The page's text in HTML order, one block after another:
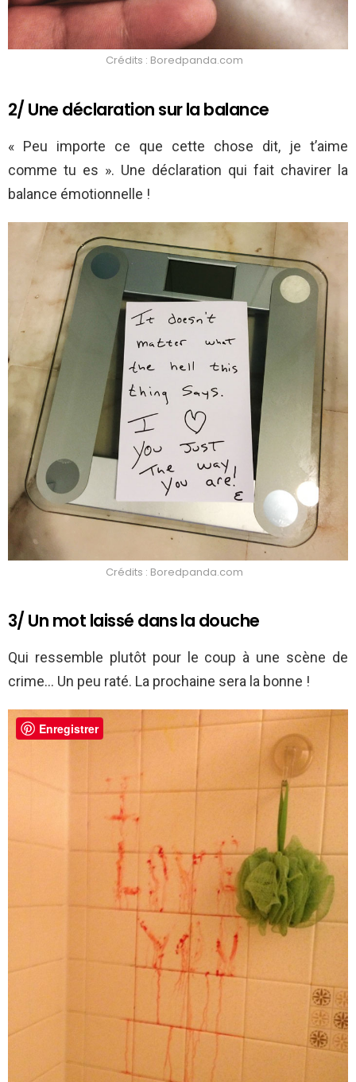
Crédits : Boredpanda.com
2/ Une déclaration sur la balance
« Peu importe ce que cette chose dit, je t’aime
comme tu es ». Une déclaration qui fait chavirer la
balance émotionnelle !
Crédits : Boredpanda.com
3/ Un mot laissé dans la douche
Qui ressemble plutôt pour le coup à une scène de
crime… Un peu raté. La prochaine sera la bonne !
Enregistrer